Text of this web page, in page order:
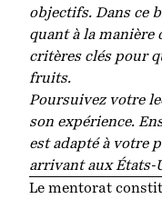
objectifs. Dans ce
quant à la
critères clés pour
fruits.
Poursuivez votre
son expérience.
est adapté à votre
arrivant aux États-
Le mentorat